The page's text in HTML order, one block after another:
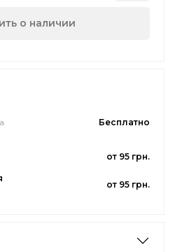
о наличии
Бесплатно
от 95 грн.
от 95 грн.